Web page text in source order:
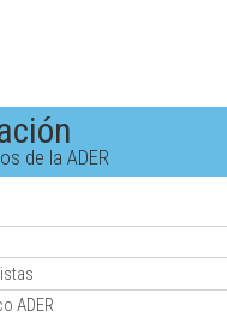
de la ADER
ADER